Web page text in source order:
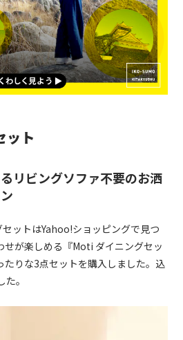
ット
リビングソファ不要のお洒
ットはYahoo!ショッピングで見つ
せが楽しめる『Moti ダイニングセッ
たりな3点セットを購入しました。込
。